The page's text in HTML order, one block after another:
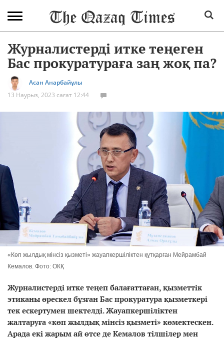
Журналистерді итке теңеген
Бас прокуратураға заң жоқ па?
Асан Анарбайұлы
13 Наурыз, 2023 сағат 12:44
«Көп жылдық мінсіз қызметі» жауапкершіліктен құтқарған Мейрамбай
Кемалов. Фото: ОКҚ
Журналистерді итке теңеп балағаттаған, қызметтік
этиканы өрескел бұзған Бас прокуратура қызметкері
тек ескертумен шектелді. Жауапкершіліктен
жалтаруға «көп жылдық мінсіз қызметі» көмектескен.
Арада екі жарым ай өтсе де Кемалов тілшілер мен